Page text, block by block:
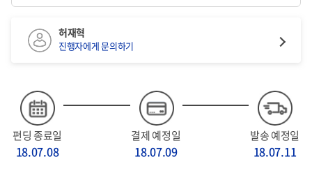
펀딩 종료일
18.07.08
결제 예정일
18.07.09
발송 예정일
18.07.11
허재혁
진행자에게 문의하기